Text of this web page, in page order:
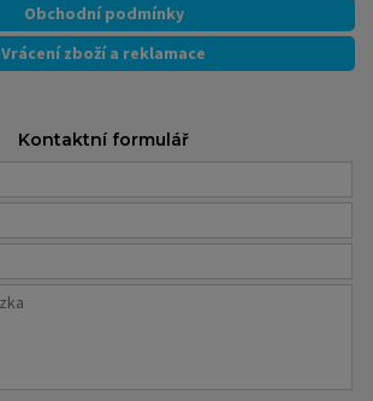
Obchodní podmínky
Vrácení zboží a reklamace
Kontaktní formulář